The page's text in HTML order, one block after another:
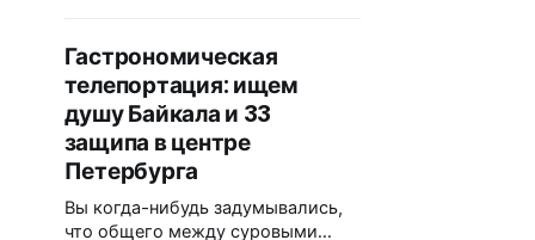
еда: это зашифрованный язык
кочевой цивилизации, где форма
каждого изделия несёт
сакральный смысл. В этой статье
вы узнаете: как появились буузы
и
Гастрономическая
телепортация: ищем
душу Байкала и 33
защипа в центре
Петербурга
Вы когда-нибудь задумывались,
что общего между суровыми